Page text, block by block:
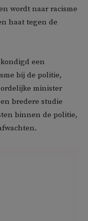
wordt naar racisme
haat tegen de
een
bij de politie,
minister
bredere studie
binnen de politie,